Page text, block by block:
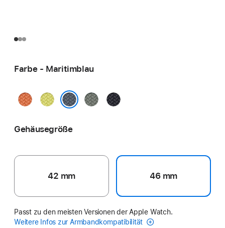
Farbe - Maritimblau
KurkumaNeongelb GrüngrauMitternacht
Gehäusegröße
42 mm 46 mm
Passt zu den meisten Versionen der Apple Watch.
Weitere Infos zur Armbandkompatibilität